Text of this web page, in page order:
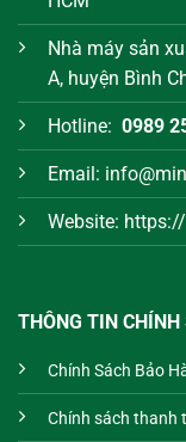
Nhà máy sản
A, huyện Bình
Hotline: 0989
Email:
Website:
THÔNG TIN CHÍNH
Chính Sách Bảo
Chính sách thanh